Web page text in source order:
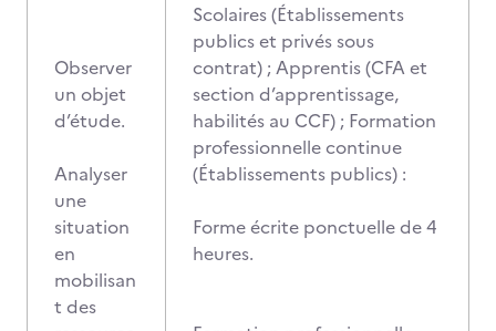
Observer
un objet
d’étude.
Analyser
une
situation
en
mobilisan
t des
Scolaires (Établissements
publics et privés sous
contrat) ; Apprentis (CFA et
section d’apprentissage,
habilités au CCF) ; Formation
professionnelle continue
(Établissements publics) :
Forme écrite ponctuelle de 4
heures.